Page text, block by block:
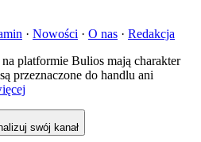
· Nowości · O nas · Redakcja
platformie Bulios mają charakter
przeznaczone do handlu ani
swój kanał